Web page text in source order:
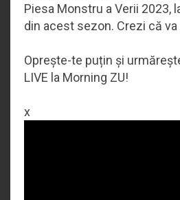
Piesa Monstru a Verii 2023,
din acest sezon. Crezi că va
Oprește-te puțin și
LIVE la Morning ZU!
x